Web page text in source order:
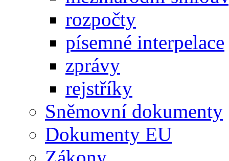
rozpočty
písemné interpelace
zprávy
rejstříky
Sněmovní dokumenty
Dokumenty EU